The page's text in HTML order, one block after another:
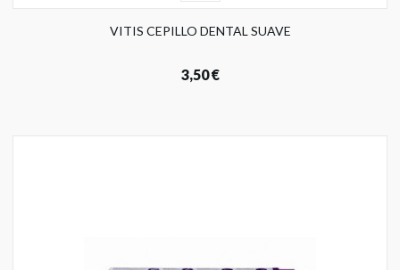
VITIS CEPILLO DENTAL SUAVE
3,50 €